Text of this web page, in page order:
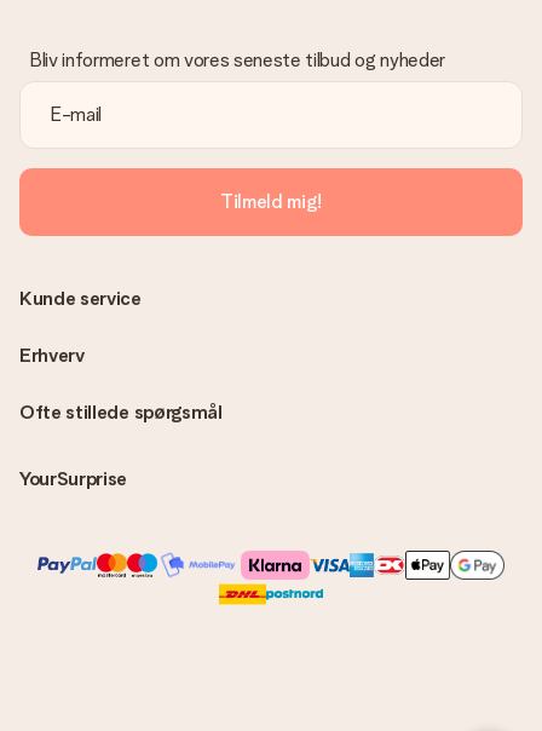
Bliv informeret om vores seneste tilbud og nyheder
Tilmeld mig!
Ofte stillede spørgsmål
YourSurprise
Kunde service
Erhverv